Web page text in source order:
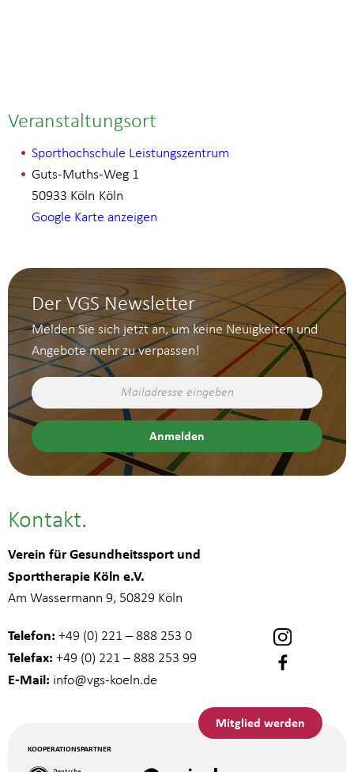
Veranstaltungsort
Sporthochschule Leistungszentrum
Guts-Muths-Weg 1
Köln
50933 Köln
Google Karte anzeigen
Der VGS Newsletter
Melden Sie sich jetzt an, um keine Neuigkeiten und
Angebote mehr zu verpassen!
Kontakt
Verein für Gesundheitssport und
Sporttherapie Köln e.V.
Am Wassermann 9, 50829 Köln
Telefon: +49 (0) 221 – 888 253 0
Telefax: +49 (0) 221 – 888 253 99
E-Mail: info@vgs-koeln.de
Mitglied werden
KOOPERATIONSPARTNER